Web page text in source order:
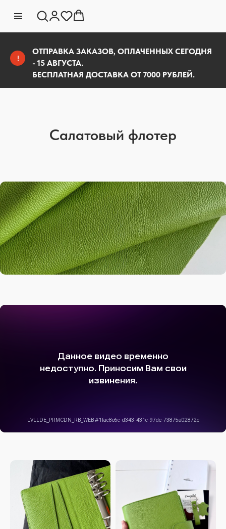
!
ОТПРАВКА ЗАКАЗОВ, ОПЛАЧЕННЫХ СЕГОДНЯ
- 15 АВГУСТА.
БЕСПЛАТНАЯ ДОСТАВКА ОТ 7000 РУБЛЕЙ.
Салатовый флотер